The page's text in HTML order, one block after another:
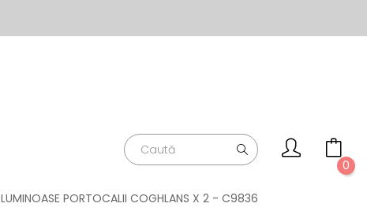
0
LUMINOASE PORTOCALII COGHLANS X 2 - C9836